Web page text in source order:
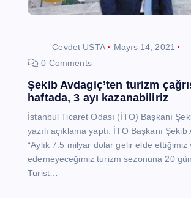
Cevdet USTA
Mayıs 14, 2021
0 Comments
Şekib Avdagiç’ten turizm
haftada, 3 ayı kazanabiliriz
İstanbul Ticaret Odası (İTO) Başkanı
yazılı açıklama yaptı. İTO Başkanı Şekib
“Aylık 7.5 milyar dolar gelir elde ettiğimiz
edemeyeceğimiz turizm sezonuna 20
Turist…